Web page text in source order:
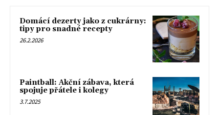
Domácí dezerty jako z cukrárny:
tipy pro snadné recepty
26.2.2026
Paintball: Akční zábava, která
spojuje přátele i kolegy
3.7.2025